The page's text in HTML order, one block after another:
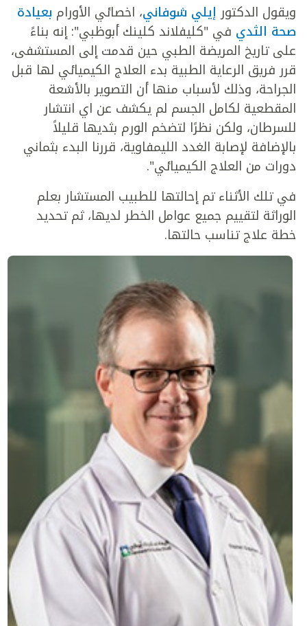
ويقول الدكتورإيلي شوفاني، اخصائي الأورام بعيادة
صحة الثدي في "كليفلاند كلينك أبوظبي": إنه بناءً
على تاريخ المريضة الطبي حين قدمت إلى المستشفى،
قرر فريق الرعاية الطبية بدء العلاج الكيميائي لها قبل
الجراحة، وذلك لأسباب منها أن التصوير بالأشعة
المقطعية لكامل الجسم لم يكشف عن اي انتشار
للسرطان، ولكن نظرًا لتضخم الورم بثديها قليلاً
بالإضافة لإصابة الغدد الليمفاوية، قررنا البدء بثماني
دورات من العلاج الكيميائي".
في تلك الأثناء تم إحالتها للطبيب المستشار بعلم
الوراثة لتقييم جميع عوامل الخطر لديها، ثم تحديد
خطة علاج تناسب حالتها.